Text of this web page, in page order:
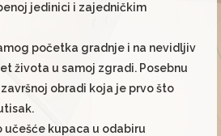
jedinici i zajedničkim
početka gradnje i na nevidljiv
života u samoj zgradi. Posebnu
obradi koja je prvo što
učešće kupaca u odabiru